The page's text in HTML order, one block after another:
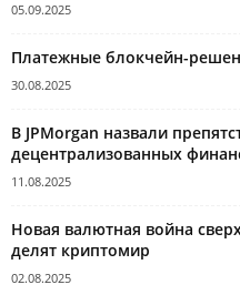
05.09.2025
Платежные блокчейн-
30.08.2025
В JPMorgan назвали
децентрализованных
11.08.2025
Новая валютная война
делят криптомир
02.08.2025